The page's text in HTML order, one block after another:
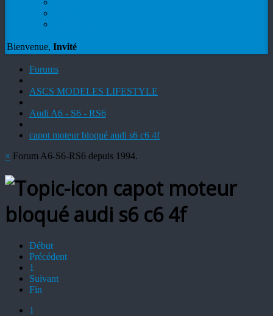
Bienvenue, Invité
Forums
ASCS MODELES LIFESTYLE
Audi A6 - S6 - RS6
capot moteur bloqué audi s6 c6 4f
× Forum A6-S6-RS6 depuis 1994.
capot moteur
bloqué audi s6 c6 4f
Début
Précédent
1
Suivant
Fin
1